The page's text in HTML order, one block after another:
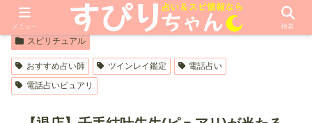
【PR】本ページはプロモーションが含まれています
スピリチュアル
おすすめ占い師 ツインレイ鑑定
電話占い
電話占いピュアリ
メニュー 検索